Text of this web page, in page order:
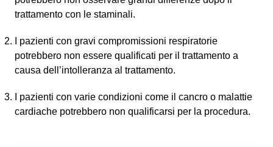
trattamento con le staminali.
I pazienti con gravi compromissioni respiratorie
potrebbero non essere qualificati per il trattamento a
causa dell’intolleranza al trattamento.
I pazienti con varie condizioni come il cancro o malattie
cardiache potrebbero non qualificarsi per la procedura.